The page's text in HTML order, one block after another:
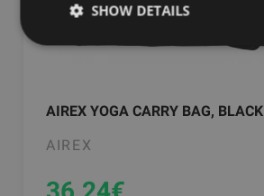
AIREX YOGA CARRY BAG, BLACK
AIREX
SHOW DETAILS